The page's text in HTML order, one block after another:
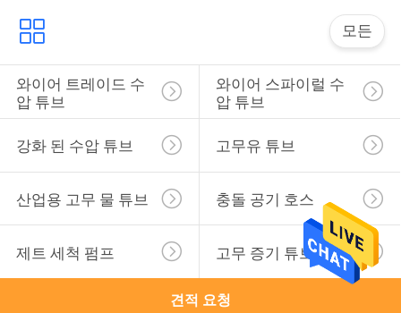
모든
와이어 트레이드 수
압 튜브
와이어 스파이럴 수
압 튜브
강화 된 수압 튜브 고무유 튜브
산업용 고무 물 튜브 충돌 공기 호스
제트 세척 펌프 고무 증기 튜브
견적 요청